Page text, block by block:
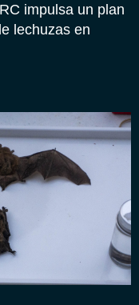
impulsa un plan
lechuzas en